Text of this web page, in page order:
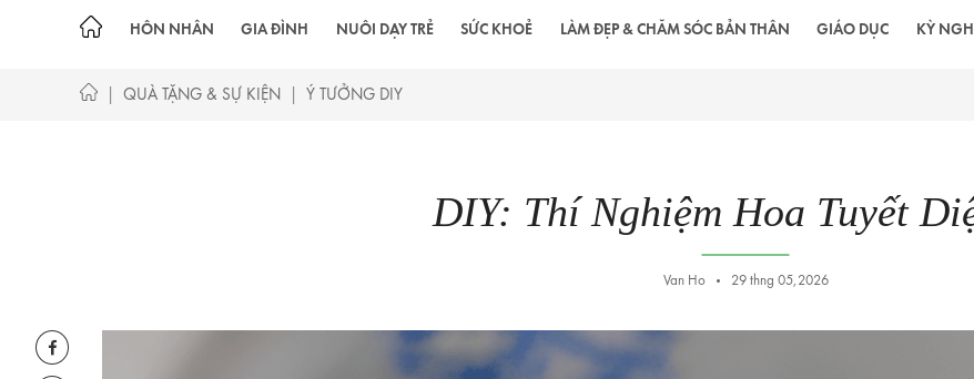
HÔN NHÂN GIA ĐÌNH NUÔI DẠY TRẺ SỨC KHOẺ LÀM ĐẸP & CHĂM SÓC BẢN THÂN GIÁO DỤC KỲ
| QUÀ TẶNG & SỰ KIỆN | Ý TƯỞNG DIY
DIY: Thí Nghiệm Hoa Tuyết
Van Ho 29 thng 05,2026